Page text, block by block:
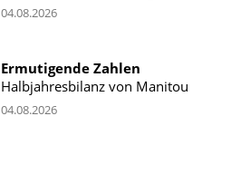
04.08.2026
Ermutigende Zahlen
Halbjahresbilanz von Manitou
04.08.2026